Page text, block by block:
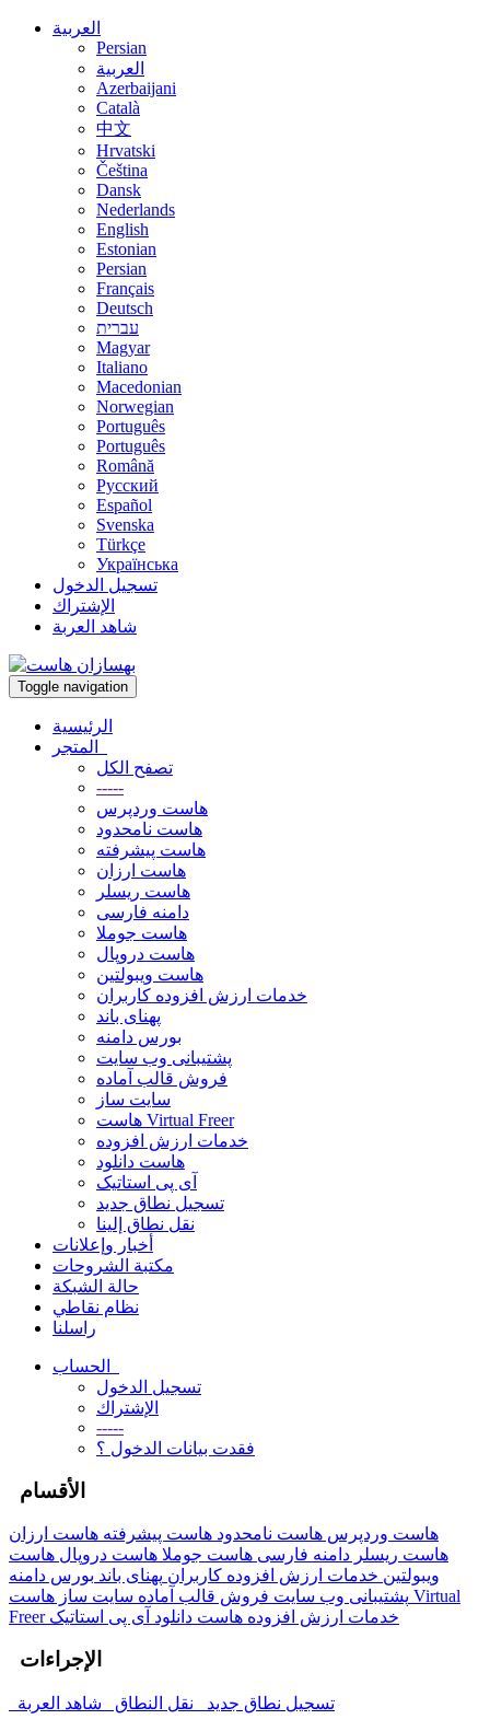
العربية
Persian
العربية
Azerbaijani
Català
中文
Hrvatski
Čeština
Dansk
Nederlands
English
Estonian
Persian
Français
Deutsch
עברית
Magyar
Italiano
Macedonian
Norwegian
Português
Português
Română
Русский
Español
Svenska
Türkçe
Українська
تسجيل الدخول
الإشتراك
شاهد العربة
Toggle navigation
الرئيسية
تصفح الكل
-----
هاست وردپرس
هاست نامحدود
هاست پیشرفته
هاست ارزان
هاست ریسلر
دامنه فارسی
هاست جوملا
هاست دروپال
هاست ویبولتین
خدمات ارزش افزوده کاربران
پهنای باند
بورس دامنه
پشتیبانی وب سایت
فروش قالب آماده
سایت ساز
هاست Virtual Freer
خدمات ارزش افزوده
هاست دانلود
آی پی استاتیک
تسجيل نطاق جديد
نقل نطاق إلينا
أخبار وإعلانات
مكتبة الشروحات
حالة الشبكة
نظام نقاطي
راسلنا
تسجيل الدخول
الإشتراك
-----
فقدت بيانات الدخول ؟
الأقسام
هاست وردپرس هاست نامحدود هاست پیشرفته هاست ارزان
هاست ریسلر دامنه فارسی هاست جوملا هاست دروپال هاست
ویبولتین خدمات ارزش افزوده کاربران پهنای باند بورس دامنه
پشتیبانی وب سایت فروش قالب آماده سایت ساز هاست Virtual
Freer
خدمات ارزش افزوده هاست دانلود آی پی استاتیک
الإجراءات
تسجيل نطاق جديد نقل النطاق شاهد العربة